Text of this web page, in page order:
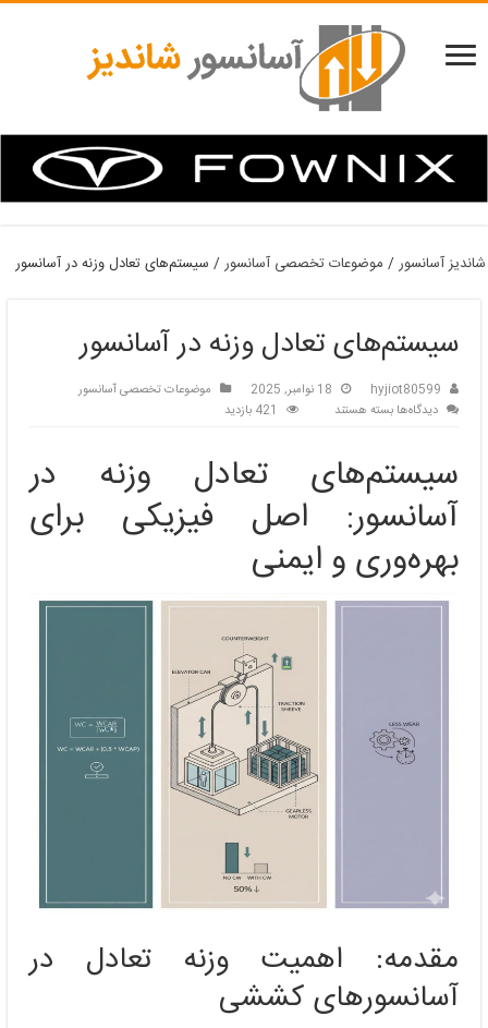
شاندیز آسانسور/ موضوعات تخصصی‌ آسانسور/ سیستم‌های تعادل وزنه در آسانسور
سیستم‌های تعادل وزنه در آسانسور
hyjiot80599 18 نوامبر, 2025
موضوعات تخصصی‌ آسانسور
دیدگاه‌هابرای
وزنه
آسانسور
بسته هستند 421 بازدید
سیستم‌های تعادل وزنه در
آسانسور: اصل فیزیکی برای
بهره‌وری و ایمنی
مقدمه: اهمیت وزنه تعادل در
آسانسورهای کششی